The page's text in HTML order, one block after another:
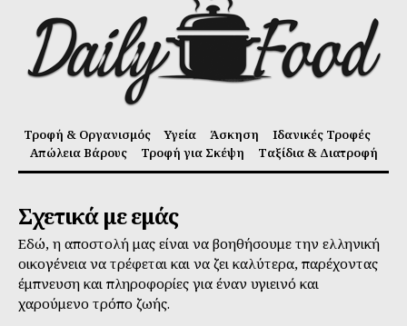
Τροφή & Οργανισμός Υγεία Άσκηση
Ιδανικές Τροφές
Απώλεια Βάρους
Τροφή για Σκέψη Ταξίδια & Διατροφή
Σχετικά με εμάς
Εδώ, η αποστολή μας είναι να βοηθήσουμε την ελληνική
οικογένεια να τρέφεται και να ζει καλύτερα, παρέχοντας
έμπνευση και πληροφορίες για έναν υγιεινό και
χαρούμενο τρόπο ζωής.